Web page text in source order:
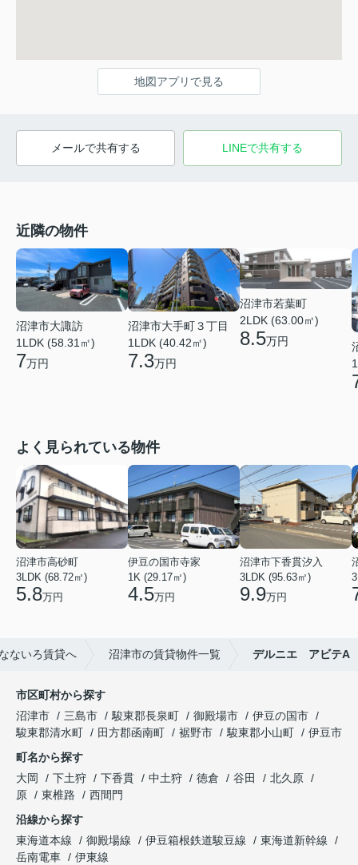
地図アプリで見る
メールで共有する LINEで共有する
近隣の物件
沼津市大諏訪
1LDK (58.31㎡)
7万円
沼津市大手町３丁目
1LDK (40.42㎡)
7.3万円
沼津市若葉町
2LDK (63.00㎡)
8.5万円
よく見られている物件
沼津市高砂町
3LDK (68.72㎡)
5.8万円
伊豆の国市寺家
1K (29.17㎡)
4.5万円
沼津市下香貫汐入
3LDK (95.63㎡)
9.9万円
ないろ賃貸へ 沼津市の賃貸物件一覧 デルニエ アビテA
市区町村から探す
沼津市
三島市 駿東郡長泉町 御殿場市
伊豆の国市
駿東郡清水町
田方郡函南町 裾野市 駿東郡小山町
伊豆市
町名から探す
大岡
下土狩 下香貫 中土狩 徳倉 谷田
北久原
原
東椎路
西間門
沿線から探す
東海道本線
御殿場線 伊豆箱根鉄道駿豆線
東海道新幹線
岳南電車
伊東線